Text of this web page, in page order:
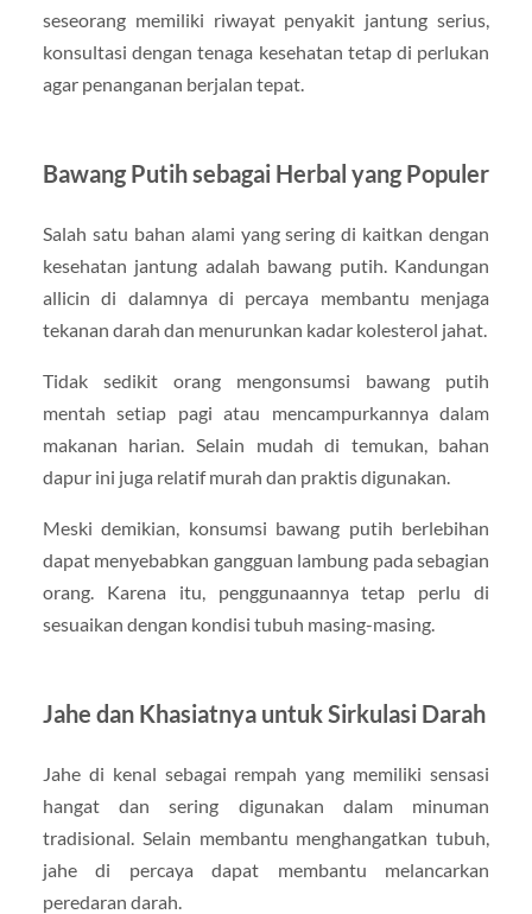
seseorang memiliki riwayat penyakit jantung serius,
konsultasi dengan tenaga kesehatan tetap di perlukan
agar penanganan berjalan tepat.
Bawang Putih sebagai Herbal yang Populer
Salah satu bahan alami yang sering di kaitkan dengan
kesehatan jantung adalah bawang putih. Kandungan
allicin di dalamnya di percaya membantu menjaga
tekanan darah dan menurunkan kadar kolesterol jahat.
Tidak sedikit orang mengonsumsi bawang putih
mentah setiap pagi atau mencampurkannya dalam
makanan harian. Selain mudah di temukan, bahan
dapur ini juga relatif murah dan praktis digunakan.
Meski demikian, konsumsi bawang putih berlebihan
dapat menyebabkan gangguan lambung pada sebagian
orang. Karena itu, penggunaannya tetap perlu di
sesuaikan dengan kondisi tubuh masing-masing.
Jahe dan Khasiatnya untuk Sirkulasi Darah
Jahe di kenal sebagai rempah yang memiliki sensasi
hangat dan sering digunakan dalam minuman
tradisional. Selain membantu menghangatkan tubuh,
jahe di percaya dapat membantu melancarkan
peredaran darah.